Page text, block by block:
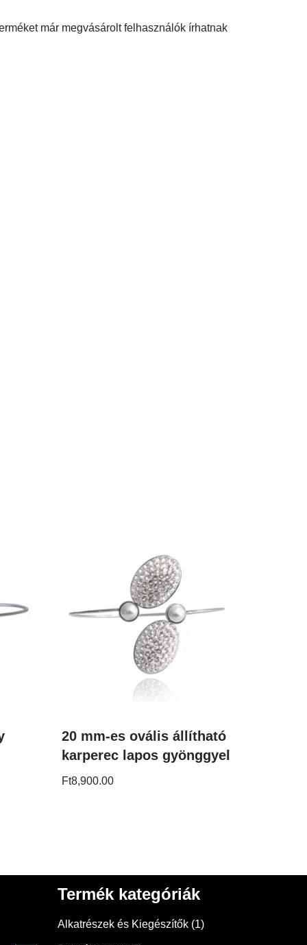
már megvásárolt felhasználók írhatnak
20 mm-es ovális állítható
karperec lapos gyönggyel
Ft8,900.00
Termék kategóriák
Alkatrészek és Kiegészítők (1)